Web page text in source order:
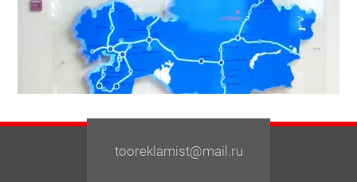
tooreklamist@mail.ru